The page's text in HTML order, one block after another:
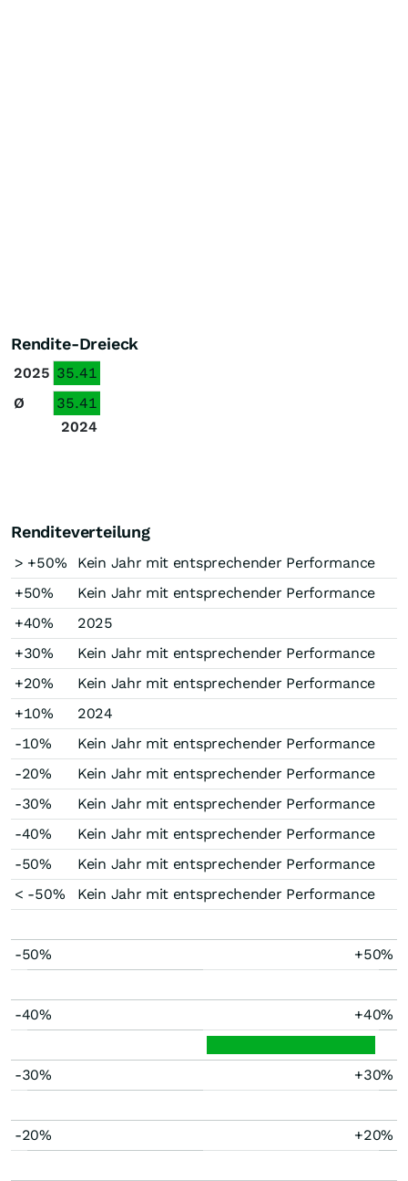
Rendite-Dreieck
2025 35.41
Ø
35.41
2024
Renditeverteilung
> +50%
Kein Jahr mit entsprechender Performance
+50%
Kein Jahr mit entsprechender Performance
+40%
2025
+30%
Kein Jahr mit entsprechender Performance
+20%
Kein Jahr mit entsprechender Performance
+10%
2024
-10%
Kein Jahr mit entsprechender Performance
-20%
Kein Jahr mit entsprechender Performance
-30%
Kein Jahr mit entsprechender Performance
-40%
Kein Jahr mit entsprechender Performance
-50%
Kein Jahr mit entsprechender Performance
< -50%
Kein Jahr mit entsprechender Performance
-50% +50%
-40% +40%
-30% +30%
-20% +20%